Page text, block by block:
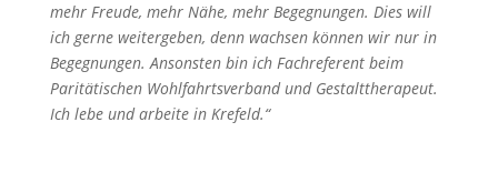
mehr Freude, mehr Nähe, mehr Begegnungen. Dies will
ich gerne weitergeben, denn wachsen können wir nur in
Begegnungen. Ansonsten bin ich Fachreferent beim
Paritätischen Wohlfahrtsverband und Gestalttherapeut.
Ich lebe und arbeite in Krefeld.“